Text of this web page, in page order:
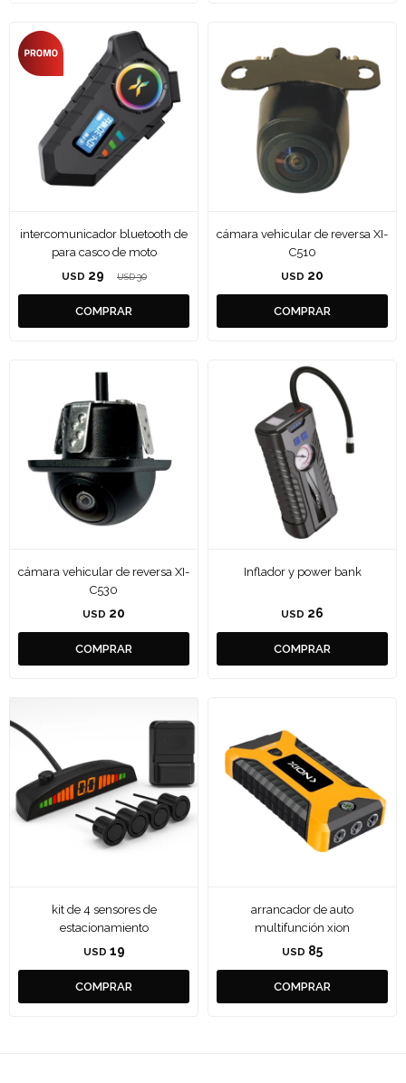
intercomunicador bluetooth de
para casco de moto
USD 29 USD 30
cámara vehicular de reversa XI-
C510
USD 20
cámara vehicular de reversa XI-
C530
USD 20
Inflador y power bank
USD 26
kit de 4 sensores de
estacionamiento
USD 19
arrancador de auto
multifunción xion
USD 85